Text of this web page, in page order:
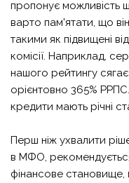
пропонує можливість
варто пам'ятати, що
такими як підвищені
комісії. Наприклад,
нашого рейтингу
орієнтовно 365%
кредити мають річні
Перш ніж ухвалити
в МФО,
фінансове становище,